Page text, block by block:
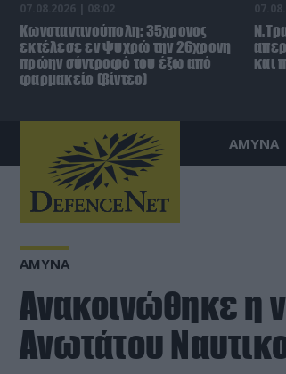
07.08.2026 | 08:02
Κωνσταντινούπολη: 35χρονος
εκτέλεσε εν ψυχρώ την 26χρονη
πρώην σύντροφό του έξω από
φαρμακείο (βίντεο)
και
ΑΜΥΝΑ
ΑΜΥΝΑ
Ανακοινώθηκε η
Ανωτάτου